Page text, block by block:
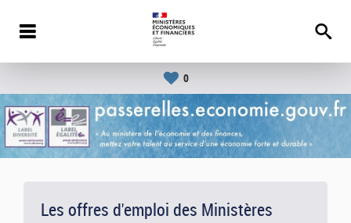
0
Les offres d'emploi des Ministères